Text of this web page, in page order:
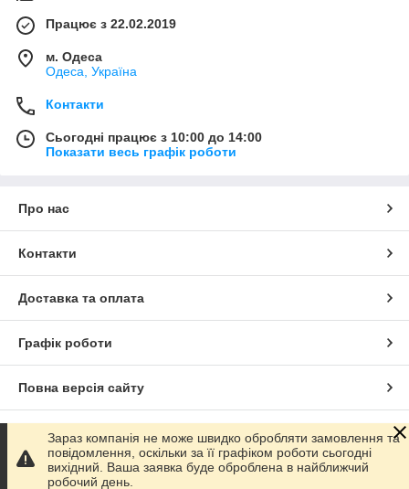
Працює з 22.02.2019
м. Одеса
Одеса, Україна
Контакти
Сьогодні працює з 10:00 до 14:00
Показати весь графік роботи
Про нас
Контакти
Доставка та оплата
Графік роботи
Повна версія сайту
Сайт створено на маркетплейсіProm.ua
Політика конфіденційності
Зараз компанія не може швидко обробляти замовлення та
повідомлення, оскільки за її графіком роботи сьогодні
вихідний. Ваша заявка буде оброблена в найближчий
робочий день.